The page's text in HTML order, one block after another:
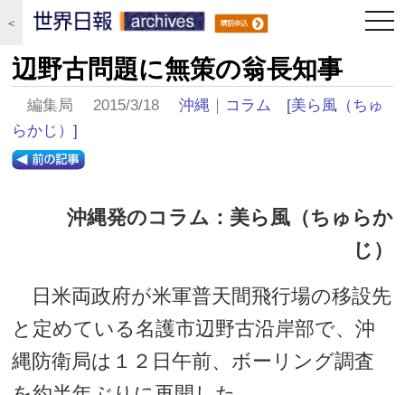
＜
辺野古問題に無策の翁長知事
編集局 2015/3/18沖縄 ｜ コラム
[美ら風（ちゅ
らかじ）]
沖縄発のコラム：美ら風（ちゅらか
じ）
日米両政府が米軍普天間飛行場の移設先
と定めている名護市辺野古沿岸部で、沖
縄防衛局は１２日午前、ボーリング調査